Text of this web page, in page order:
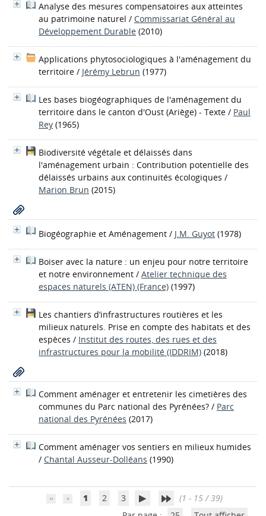
Analyse des mesures compensatoires aux atteintes
au patrimoine naturel / Commissariat Général au
Développement Durable (2010)
Applications phytosociologiques à l'aménagement du
territoire / Jérémy Lebrun (1977)
Les bases biogéographiques de l'aménagement du
territoire dans le canton d'Oust (Ariège) - Texte / Paul
Rey (1965)
Biodiversité végétale et délaissés dans
l'aménagement urbain : Contribution potentielle des
délaissés urbains aux continuités écologiques /
Marion Brun (2015)
Biogéographie et Aménagement / J.M. Guyot (1978)
Boiser avec la nature : un enjeu pour notre territoire
et notre environnement / Atelier technique des
espaces naturels (ATEN) (France) (1997)
Les chantiers d’infrastructures routières et les
milieux naturels. Prise en compte des habitats et des
espèces / Institut des routes, des rues et des
infrastructures pour la mobilité (IDDRIM) (2018)
Comment aménager et entretenir les cimetières des
communes du Parc national des Pyrénées? / Parc
national des Pyrénées (2017)
Comment aménager vos sentiers en milieux humides
/ Chantal Ausseur-Dolléans (1990)
1 2 3
(1 - 15 / 39)